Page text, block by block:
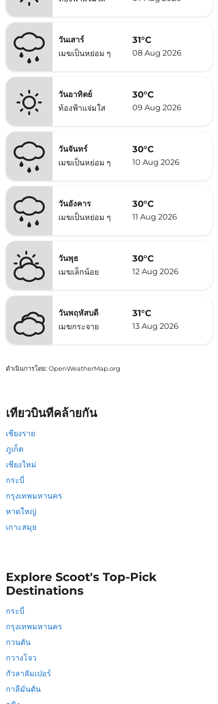
วันเสาร์
เมฆเป็นหย่อม ๆ
31°C
08 Aug 2026
วันอาทิตย์
ท้องฟ้าแจ่มใส
30°C
09 Aug 2026
วันจันทร์
เมฆเป็นหย่อม ๆ
30°C
10 Aug 2026
วันอังคาร
เมฆเป็นหย่อม ๆ
30°C
11 Aug 2026
วันพุธ
เมฆเล็กน้อย
30°C
12 Aug 2026
วันพฤหัสบดี
เมฆกระจาย
31°C
13 Aug 2026
ดำเนินการโดย: OpenWeatherMap.org
เที่ยวบินที่คล้ายกัน
เชียงราย
ภูเก็ต
เชียงใหม่
กระบี่
กรุงเทพมหานคร
หาดใหญ่
เกาะสมุย
Explore Scoot's Top-Pick
Destinations
กระบี่
กรุงเทพมหานคร
กวนตัน
กวางโจว
กัวลาลัมเปอร์
กาลีมันตัน